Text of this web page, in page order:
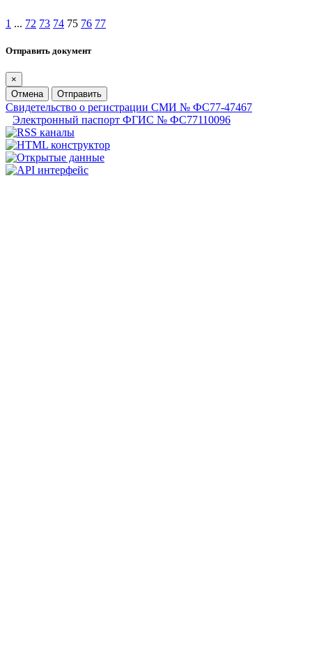
1 ... 72 73 74 75 76 77
Отправить документ
×
Отмена
Отправить
Свидетельство о регистрации СМИ № ФС77-47467
Электронный паспорт ФГИС № ФС77110096